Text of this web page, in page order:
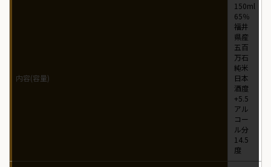
内容(容量)
150ml
65％
福井
県産
五百
万石
純米
日本
酒度
+5.5
アル
コー
ル分
14.5
度